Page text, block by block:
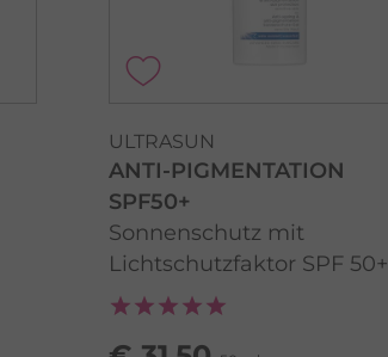
ULTRASUN
ANTI-PIGMENTATION
SPF50+
Sonnenschutz mit
Lichtschutzfaktor SPF 50+